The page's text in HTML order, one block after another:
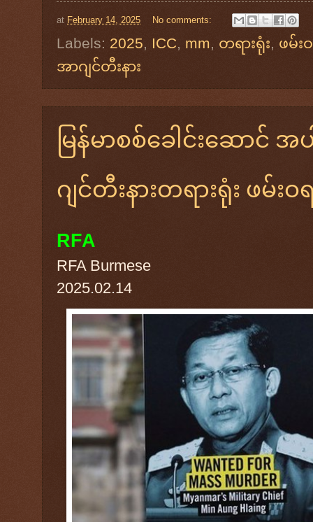
at February 14, 2025 No comments:
Labels: 2025, ICC, mm, တရားရုံး, ဖမ်း
အာဂျင်တီးနား
မြန်မာစစ်ခေါင်းဆောင်
ဂျင်တီးနားတရားရုံး ဖမ်
RFA
RFA Burmese
2025.02.14